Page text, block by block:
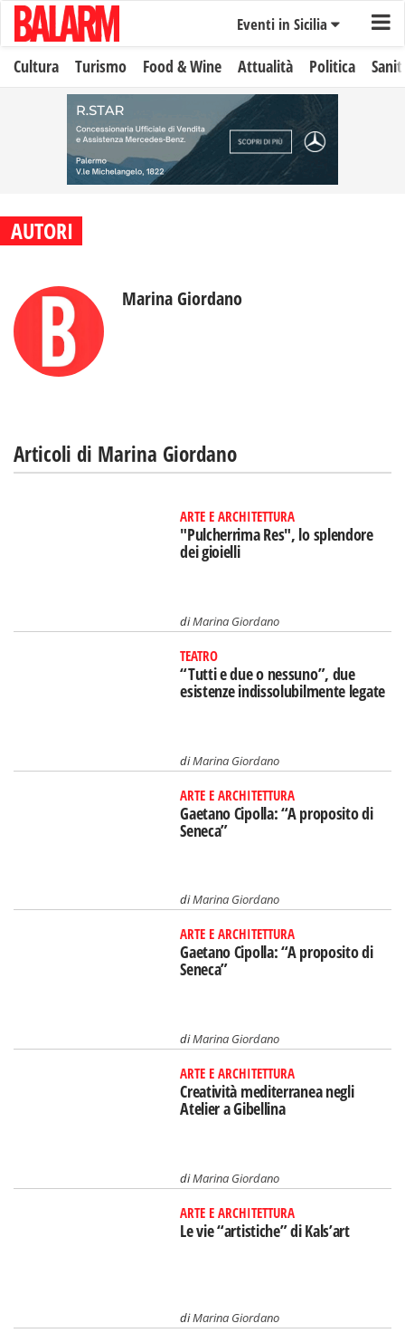
Eventi in Sicilia
Cultura Turismo Food & Wine Attualità Politica
AUTORI
Marina Giordano
Articoli di Marina Giordano
ARTE E ARCHITETTURA
"Pulcherrima Res", lo splendore
dei gioielli
diMarina Giordano
TEATRO
“Tutti e due o nessuno”, due
esistenze indissolubilmente legate
diMarina Giordano
ARTE E ARCHITETTURA
Gaetano Cipolla: “A proposito di
Seneca”
diMarina Giordano
ARTE E ARCHITETTURA
Gaetano Cipolla: “A proposito di
Seneca”
diMarina Giordano
ARTE E ARCHITETTURA
Creatività mediterranea negli
Atelier a Gibellina
diMarina Giordano
ARTE E ARCHITETTURA
Le vie “artistiche” di Kals’art
diMarina Giordano